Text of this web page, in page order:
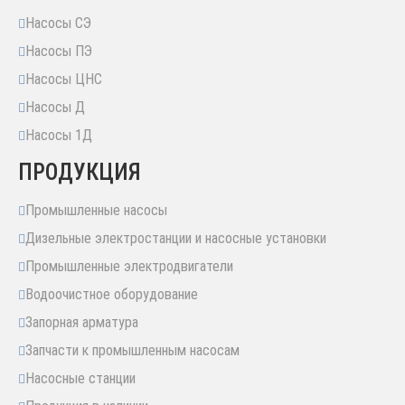
Насосы СЭ
Насосы ПЭ
Насосы ЦНС
Насосы Д
Насосы 1Д
ПРОДУКЦИЯ
Промышленные насосы
Дизельные электростанции и насосные установки
Промышленные электродвигатели
Водоочистное оборудование
Запорная арматура
Запчасти к промышленным насосам
Насосные станции